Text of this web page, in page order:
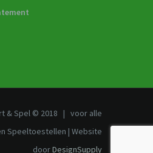
& Spel © 2018 | voor alle
Speeltoestellen | Website
doorDesignSupply